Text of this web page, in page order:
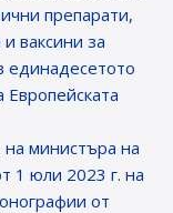
препарати,
ваксини за
единадесетото
министъра на
1 юли 2023 г. на
от